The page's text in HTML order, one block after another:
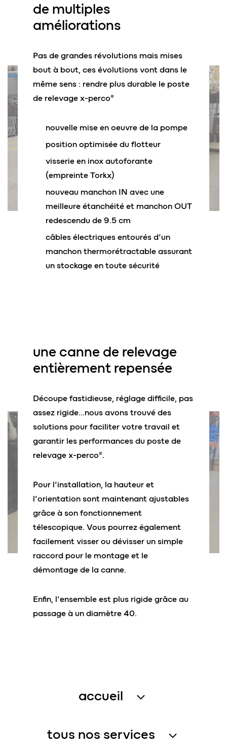
de multiples
améliorations
Pas de grandes révolutions mais mises
bout à bout, ces évolutions vont dans le
même sens : rendre plus durable le poste
de relevage x-perco®
nouvelle mise en oeuvre de la pompe
position optimisée du flotteur
visserie en inox autoforante
(empreinte Torkx)
nouveau manchon IN avec une
meilleure étanchéité et manchon OUT
redescendu de 9.5 cm
câbles électriques entourés d’un
manchon thermorétractable assurant
un stockage en toute sécurité
une canne de relevage
entièrement repensée
Découpe fastidieuse, réglage difficile, pas
assez rigide…nous avons trouvé des
solutions pour faciliter votre travail et
garantir les performances du poste de
relevage x-perco®.
Pour l’installation, la hauteur et
l’orientation sont maintenant ajustables
grâce à son fonctionnement
télescopique. Vous pourrez également
facilement visser ou dévisser un simple
raccord pour le montage et le
démontage de la canne.
Enfin, l’ensemble est plus rigide grâce au
passage à un diamètre 40.
accueil
récupération de l’eau de pluie
tous nos services